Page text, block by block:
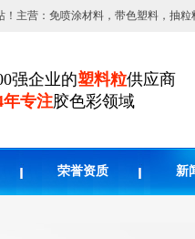
主营：免喷涂材料，带色塑料，抽粒
强企业的塑料粒供应商
年专注胶色彩领域
荣誉资质 新